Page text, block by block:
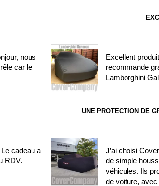
nous
car le
Excellent
recommande
Lamborghini
cadeau a
RDV.
UNE PROTECTION DE
J’ai choisi
de simple
véhicules. Ils
de voiture,